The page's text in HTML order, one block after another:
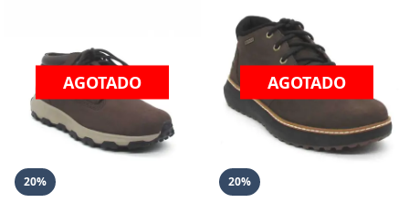
20%
AGOTADO
20%
AGOTADO